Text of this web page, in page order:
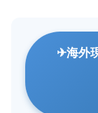
海外